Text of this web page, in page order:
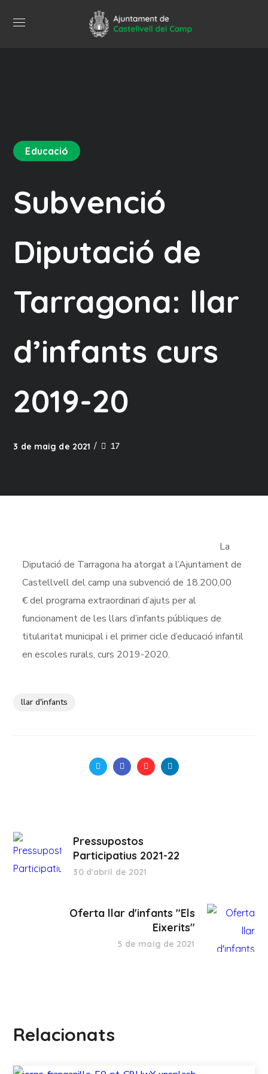
Educació
Subvenció
Diputació de
Tarragona: llar
d’infants curs
2019-20
3 de maig de 2021 17
La
Diputació de Tarragona ha atorgat a l’Ajuntament de
Castellvell del camp una subvenció de 18.200,00
€del programa extraordinari d’ajuts per al
funcionament de les llars d’infants públiques de
titularitat municipal i el primer cicle d’educació infantil
en escoles rurals, curs 2019-2020.
llar d'infants
Pressupostos
Participatius 2021-22
30 d'abril de 2021
Oferta llar d'infants "Els
Eixerits"
5 de maig de 2021
Relacionats